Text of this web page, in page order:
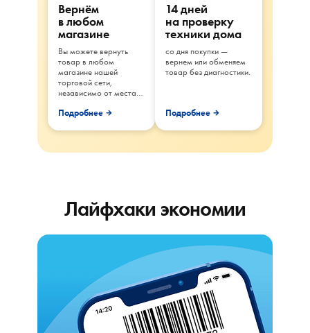
Вернём
в любом
магазине
Вы можете вернуть
товар в любом
магазине нашей
торговой сети,
независимо от места
Подробнее
14 дней
на проверку
техники дома
со дня покупки —
вернем или обменяем
товар без диагностики.
Подробнее
Лайфхаки экономии